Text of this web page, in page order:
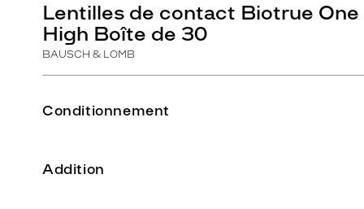
Lentilles de contact Biotrue
High Boîte de 30
BAUSCH & LOMB
Conditionnement
Addition